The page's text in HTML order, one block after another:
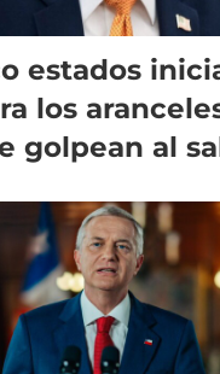
estados
los
golpean al